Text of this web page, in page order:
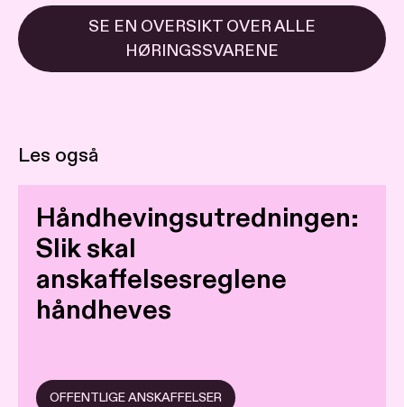
SE EN OVERSIKT OVER ALLE
HØRINGSSVARENE
Les også
Håndhevingsutredningen:
Slik skal
anskaffelsesreglene
håndheves
OFFENTLIGE ANSKAFFELSER